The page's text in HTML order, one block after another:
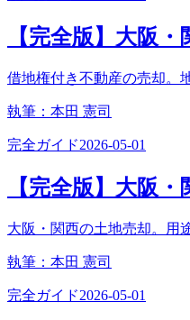
【完全版】大阪
借地権付き不動産の売却。
執筆： 本田 憲司
完全ガイド2026-05-01
【完全版】大阪
大阪・関西の土地売却。用
執筆： 本田 憲司
完全ガイド2026-05-01